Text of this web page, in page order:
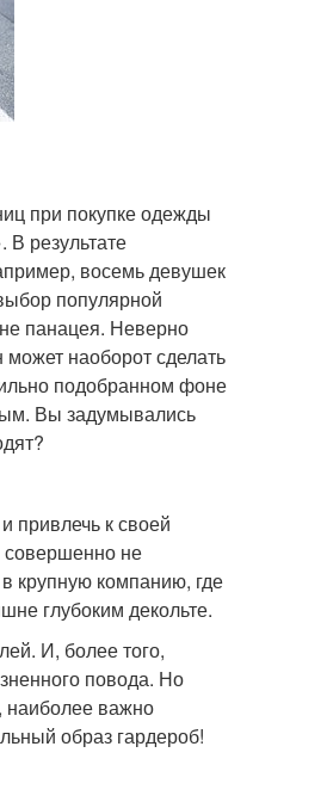
при покупке одежды
В результате
восемь девушек
популярной
панацея. Неверно
наоборот сделать
подобранном фоне
Вы задумывались
привлечь к своей
совершенно не
крупную компанию, где
глубоким декольте.
И, более того,
повода. Но
наиболее важно
образ гардероб!